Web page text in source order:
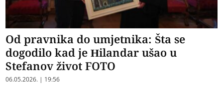
Od pravnika do umjetnika: Šta se
dogodilo kad je Hilandar ušao u
Stefanov život FOTO
06.05.2026. | 19:56